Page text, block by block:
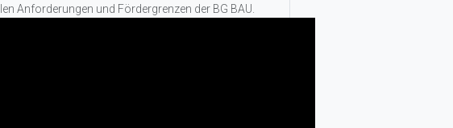
Anforderungen und Fördergrenzen der BG BAU.